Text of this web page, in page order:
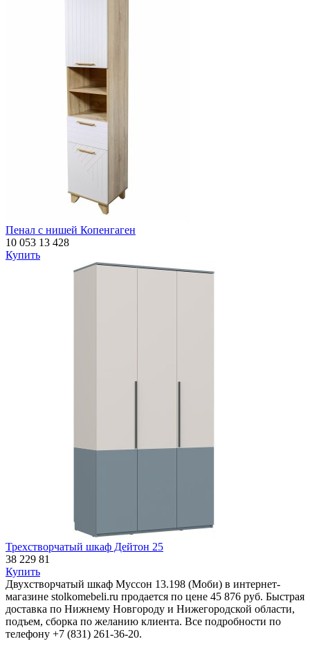
Пенал с нишей Копенгаген
10 053 13 428
Купить
Трехстворчатый шкаф Дейтон 25
38 229 81
Купить
Двухстворчатый шкаф Муссон 13.198 (Моби) в интернет-
магазине stolkomebeli.ru продается по цене 45 876 руб. Быстрая
доставка по Нижнему Новгороду и Нижегородской области,
подъем, сборка по желанию клиента. Все подробности по
телефону +7 (831) 261-36-20.